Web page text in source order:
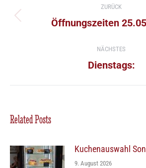
ZURÜCK
Vorheriger
Öffnungszeiten
NÄCHSTES
Nächster
Dienstags:
Related Posts
Kuchenauswahl
9. August 2026